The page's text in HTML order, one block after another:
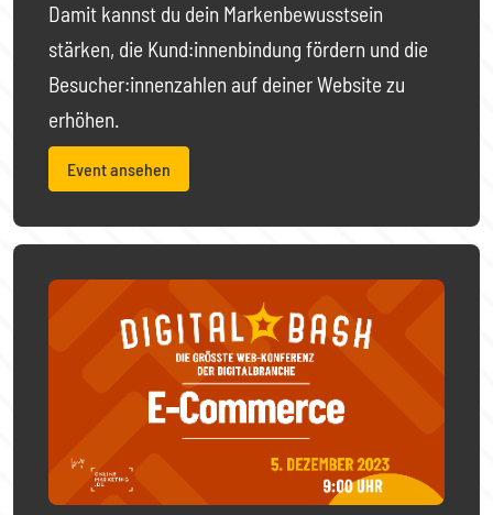
Damit kannst du dein Markenbewusstsein
stärken, die Kund:innenbindung fördern und die
Besucher:innenzahlen auf deiner Website zu
erhöhen.
Event ansehen